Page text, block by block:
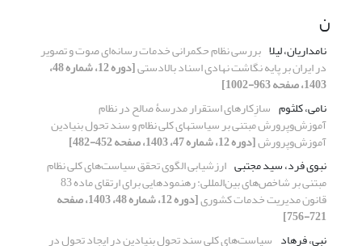
ن
نامداریان، لیلا بررسی نظام حکمرانی خدمات رسانه‌ای صوت و تصویر
در ایران بر پایه نگاشت نهادی اسناد بالادستی [دوره 12، شماره 48،
1403، صفحه 963-1002]
نامی، کلثوم سازِکارهای استقرار مدرسۀ صالح در نظام
آموزش‌وپرورش مبتنی بر سیاست‏های کلی نظام و سند تحول بنیادین
آموزش‌وپرورش[دوره 12، شماره 47، 1403، صفحه 452-482]
نبوی فرد، سید مجتبی ارزشیابی الگوی تحقق سیاست‌های کلی نظام
مبتنی بر شاخص‌های بین‌المللی: رهنمودهایی برای ارتقای ماده 83
قانون مدیریت خدمات کشوری [دوره 12، شماره 48، 1403، صفحه
721-756]
نبی، فرهاد سیاست‌های کلی سند تحول بنیادین در ایجاد تحول در